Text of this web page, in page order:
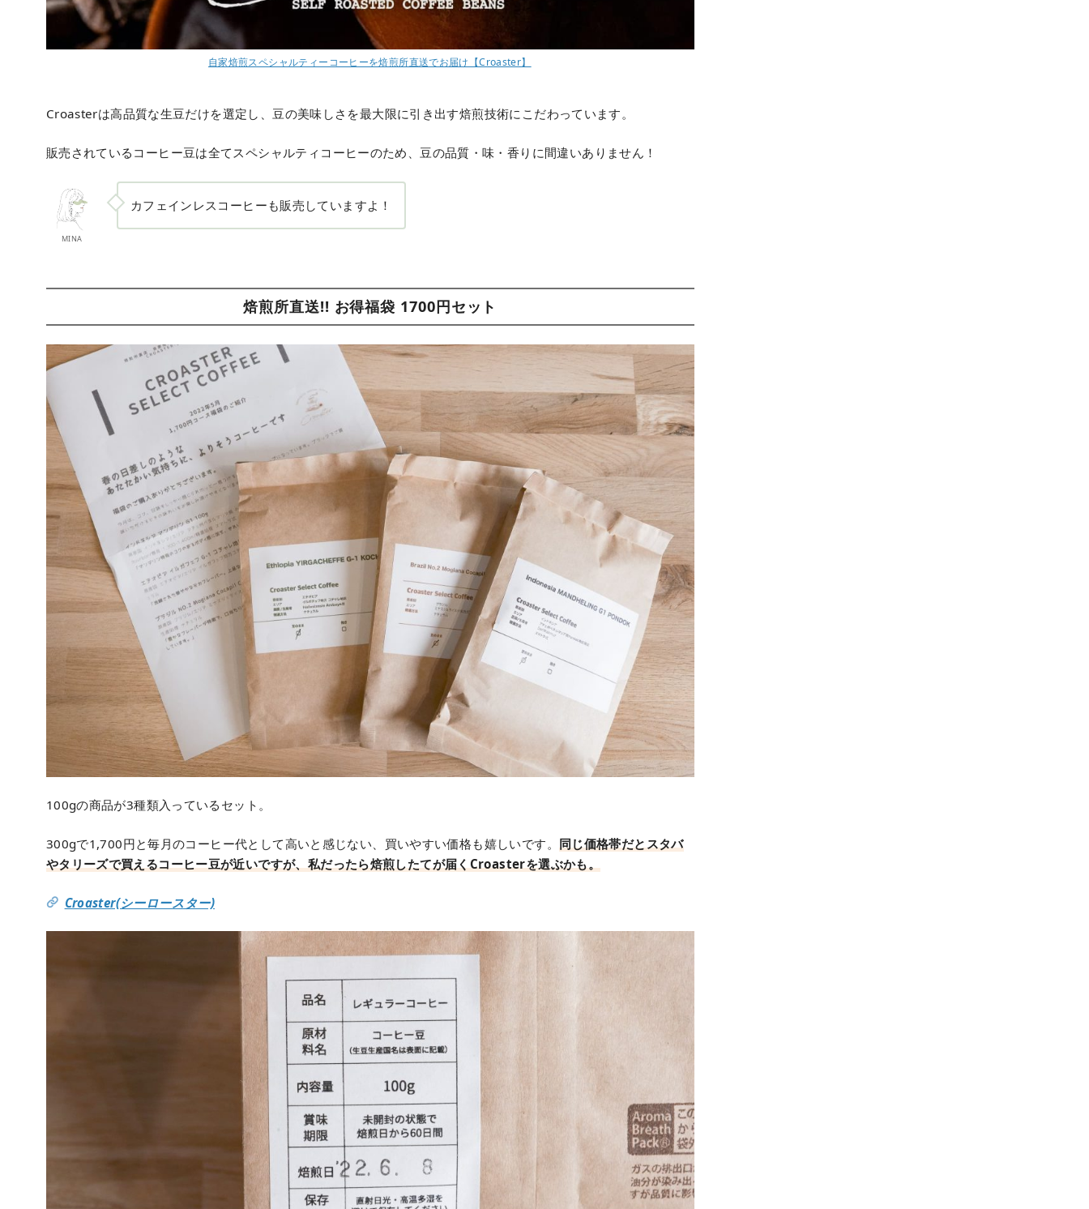
自家焙煎スペシャルティーコーヒーを焙煎所直送でお届け【Croaster】
Croasterは高品質な生豆だけを選定し、豆の美味しさを最大限に引き出す焙煎技術にこだわっています。
販売されているコーヒー豆は全てスペシャルティコーヒーのため、豆の品質・味・香りに間違いありません！
MINA
カフェインレスコーヒーも販売していますよ！
焙煎所直送!! お得福袋 1700円セット
100gの商品が3種類入っているセット。
300gで1,700円と毎月のコーヒー代として高いと感じない、買いやすい価格も嬉しいです。 同じ価格帯だとスタバ
やタリーズで買えるコーヒー豆が近いですが、私だったら焙煎したてが届くCroasterを選ぶかも。
Croaster(シーロースター)